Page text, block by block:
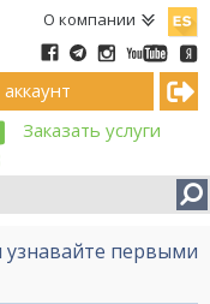
О компании
Заказать услуги
первыми